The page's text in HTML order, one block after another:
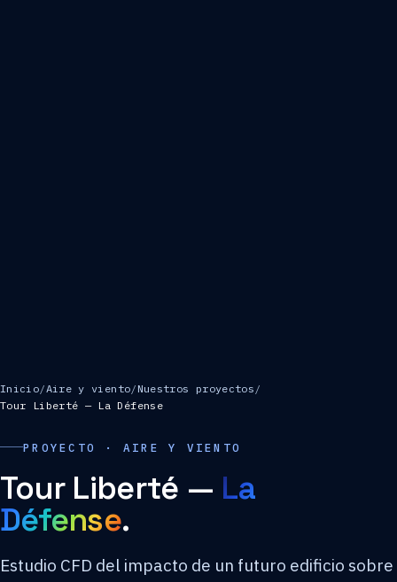
Inicio/Aire y viento/ Nuestros proyectos /
Tour Liberté — La Défense
PROYECTO · AIRE Y VIENTO
Tour Liberté — La
Défense.
Estudio CFD del impacto de un futuro edificio sobre